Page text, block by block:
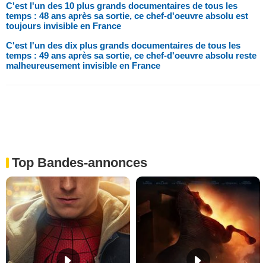
C'est l'un des 10 plus grands documentaires de tous les
temps : 48 ans après sa sortie, ce chef-d'oeuvre absolu est
toujours invisible en France
C'est l'un des dix plus grands documentaires de tous les
temps : 49 ans après sa sortie, ce chef-d'oeuvre absolu reste
malheureusement invisible en France
Top Bandes-annonces